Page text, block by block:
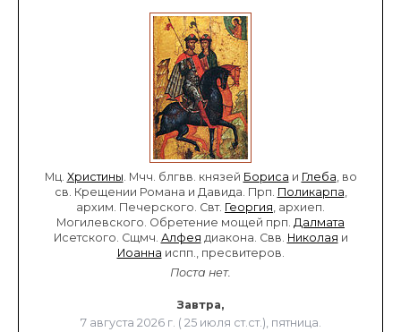
Мц. Христины . Мчч. блгвв. князей Бориса и Глеба , во
св. Крещении Романа и Давида. Прп. Поликарпа
архим. Печерского. Свт. Георгия , архиеп.
Могилевского. Обретение мощей прп. Далмата
Исетского. Сщмч. Алфея диакона. Свв. Николая и
Иоанна испп., пресвитеров.
Поста нет.
Завтра,
7 августа 2026 г. ( 25 июля ст.ст.), пятница.